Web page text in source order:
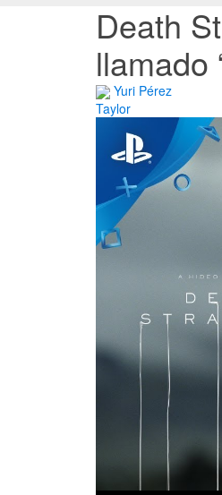
Death
llamado
Yuri Pérez
Taylor